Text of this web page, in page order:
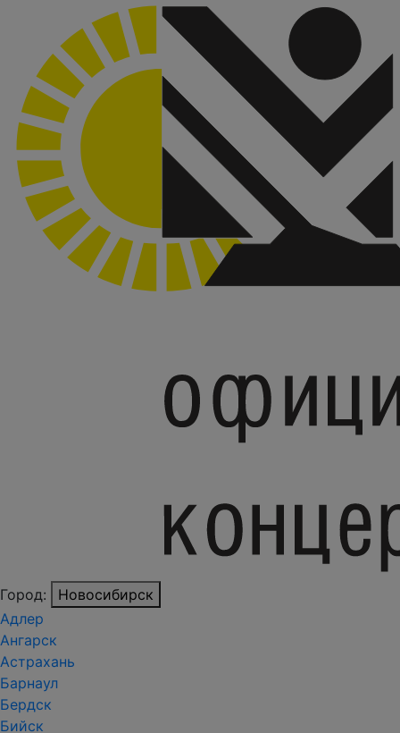
Город:
Новосибирск
Адлер
Ангарск
Астрахань
Барнаул
Бердск
Бийск